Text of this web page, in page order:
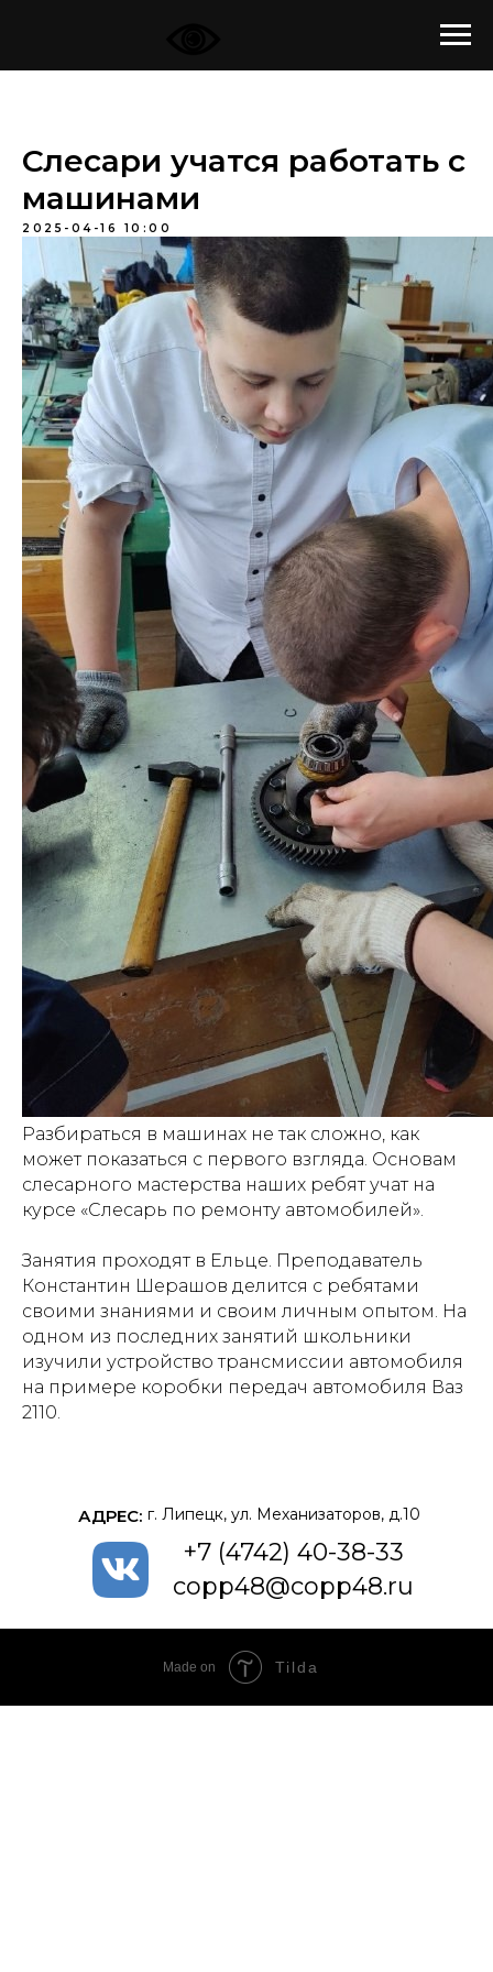
Слесари учатся работать с
машинами
2025-04-16 10:00
Разбираться в машинах не так сложно, как
может показаться с первого взгляда. Основам
слесарного мастерства наших ребят учат на
курсе «Слесарь по ремонту автомобилей».
Занятия проходят в Ельце. Преподаватель
Константин Шерашов делится с ребятами
своими знаниями и своим личным опытом. На
одном из последних занятий школьники
изучили устройство трансмиссии автомобиля
на примере коробки передач автомобиля Ваз
2110.
+7 (4742) 40-38-33
copp48@copp48.ru
г. Липецк, ул. Механизаторов, д.10
АДРЕС:
Made on Tilda